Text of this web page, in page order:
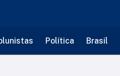
Política Brasil